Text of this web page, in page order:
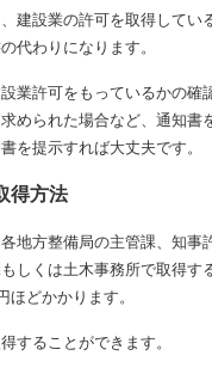
建設業の許可を取得してい
代わりになります。
業許可をもっているかの確
められた場合など、通知書
を提示すれば大丈夫です。
得方法
地方整備局の主管課、知事
しくは土木事務所で取得す
ほどかかります。
することができます。